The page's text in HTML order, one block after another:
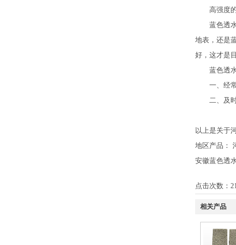
高强度的
蓝色透水
地表，还是
好，这才是
蓝色透水
一、经常
二、及时
以上是关于
地区产品：
安徽蓝色透
点击次数：
相关产品